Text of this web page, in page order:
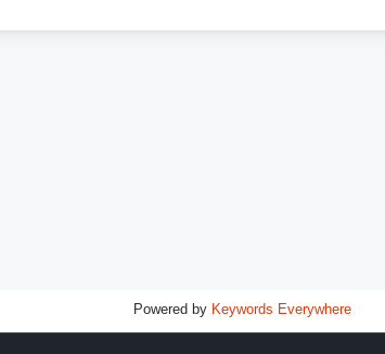
Powered by Keywords Everywhere